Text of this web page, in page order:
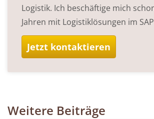
Logistik. Ich beschäftige mich
Jahren mit Logistiklösungen im
Jetzt kontaktieren
Weitere Beiträge